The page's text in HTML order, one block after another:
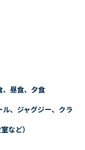
、昼食、夕食
、ジャグジー、クラ
など）